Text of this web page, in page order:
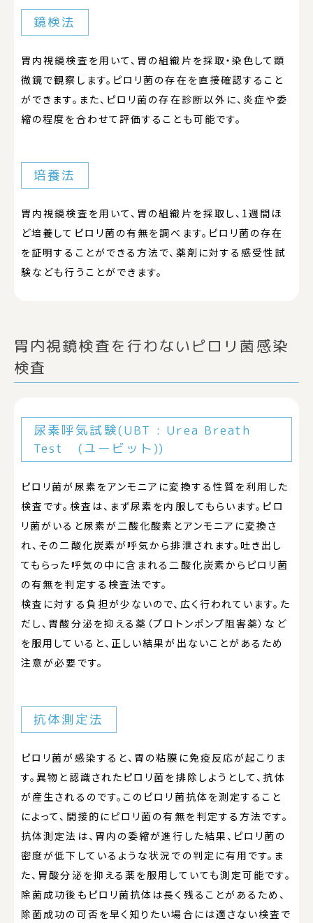
鏡検法
胃内視鏡検査を用いて、胃の組織片を採取・染色して顕
微鏡で観察します。ピロリ菌の存在を直接確認すること
ができます。また、ピロリ菌の存在診断以外に、炎症や委
縮の程度を合わせて評価することも可能です。
培養法
胃内視鏡検査を用いて、胃の組織片を採取し、1週間ほ
ど培養してピロリ菌の有無を調べます。ピロリ菌の存在
を証明することができる方法で、薬剤に対する感受性試
験なども行うことができます。
胃内視鏡検査を行わないピロリ菌感染
検査
尿素呼気試験(UBT : Urea Breath
Test (ユービット))
ピロリ菌が尿素をアンモニアに変換する性質を利用した
検査です。検査は、まず尿素を内服してもらいます。ピロ
リ菌がいると尿素が二酸化酸素とアンモニアに変換さ
れ、その二酸化炭素が呼気から排泄されます。吐き出し
てもらった呼気の中に含まれる二酸化炭素からピロリ菌
の有無を判定する検査法です。
検査に対する負担が少ないので、広く行われています。た
だし、胃酸分泌を抑える薬（プロトンポンプ阻害薬）など
を服用していると、正しい結果が出ないことがあるため
注意が必要です。
抗体測定法
ピロリ菌が感染すると、胃の粘膜に免疫反応が起こりま
す。異物と認識されたピロリ菌を排除しようとして、抗体
が産生されるのです。このピロリ菌抗体を測定すること
によって、間接的にピロリ菌の有無を判定する方法です。
抗体測定法は、胃内の委縮が進行した結果、ピロリ菌の
密度が低下しているような状況での判定に有用です。ま
た、胃酸分泌を抑える薬を服用していても測定可能です。
除菌成功後もピロリ菌抗体は長く残ることがあるため、
除菌成功の可否を早く知りたい場合には適さない検査で